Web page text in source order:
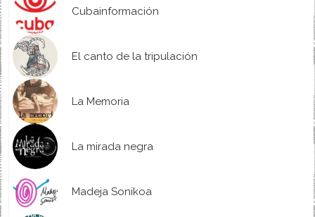
Cubainformación
El canto de la tripulación
La Memoria
La mirada negra
Madeja Sonikoa